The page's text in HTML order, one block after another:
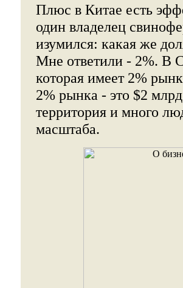
Плюс в Китае есть
один владелец
изумился: какая же
Мне ответили - 2%. В
которая имеет 2%
2% рынка - это $2
территория и много
масштаба.